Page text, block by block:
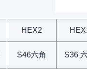
HEX2
S36
S46六角